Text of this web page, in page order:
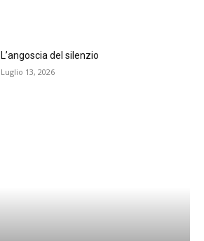
L’angoscia del silenzio
Luglio 13, 2026